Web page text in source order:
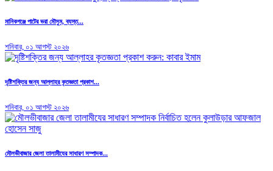
মানিকগঞ্জে পাটের ভরা মৌসুম, ব্যস্ত...
শনিবার, ০১ আগস্ট ২০২৬
দৃষ্টিশক্তির জন্য আল্লাহর কৃতজ্ঞতা প্রকাশ...
শনিবার, ০১ আগস্ট ২০২৬
মৌলভীবাজার জেলা তালামীযের সাধারণ সম্পাদক...